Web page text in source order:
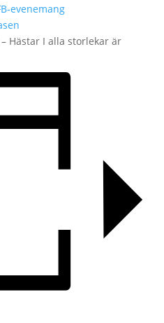
evenemang
Hästar I alla storlekar är